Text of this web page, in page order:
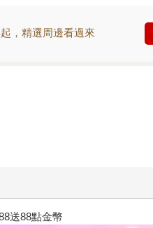
，精選周邊看過來
送88點金幣